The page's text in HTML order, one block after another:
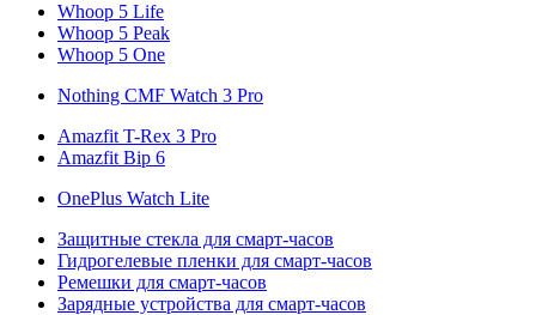
Whoop 5 Life
Whoop 5 Peak
Whoop 5 One
Nothing CMF Watch 3 Pro
Amazfit T-Rex 3 Pro
Amazfit Bip 6
OnePlus Watch Lite
Защитные стекла для смарт-часов
Гидрогелевые пленки для смарт-часов
Ремешки для смарт-часов
Зарядные устройства для смарт-часов